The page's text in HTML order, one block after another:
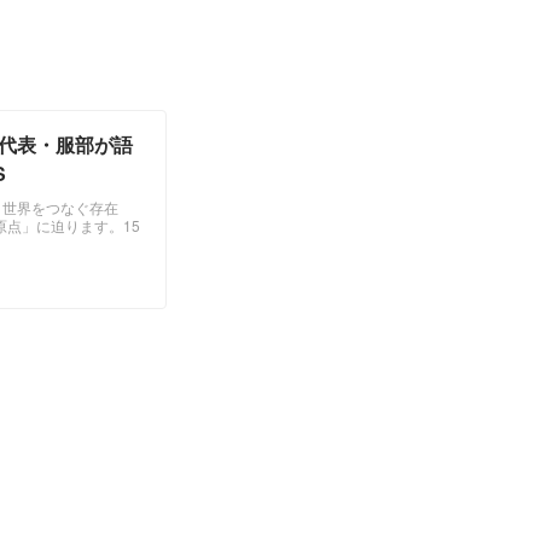
表・服部が語
界をつなぐ存在
点」に迫ります。15